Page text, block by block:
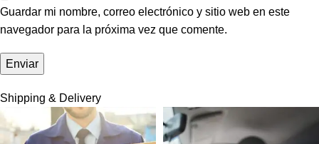
Guardar mi nombre, correo electrónico y sitio web en este
navegador para la próxima vez que comente.
Shipping & Delivery